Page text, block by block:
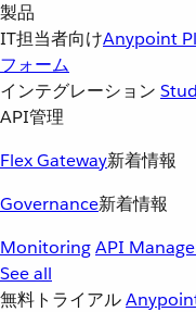
製品
IT担当者向けAnypoint
フォーム
インテグレーション
API管理
Flex Gateway新着情報
Governance新着情報
MonitoringAPI
See all
無料トライアル